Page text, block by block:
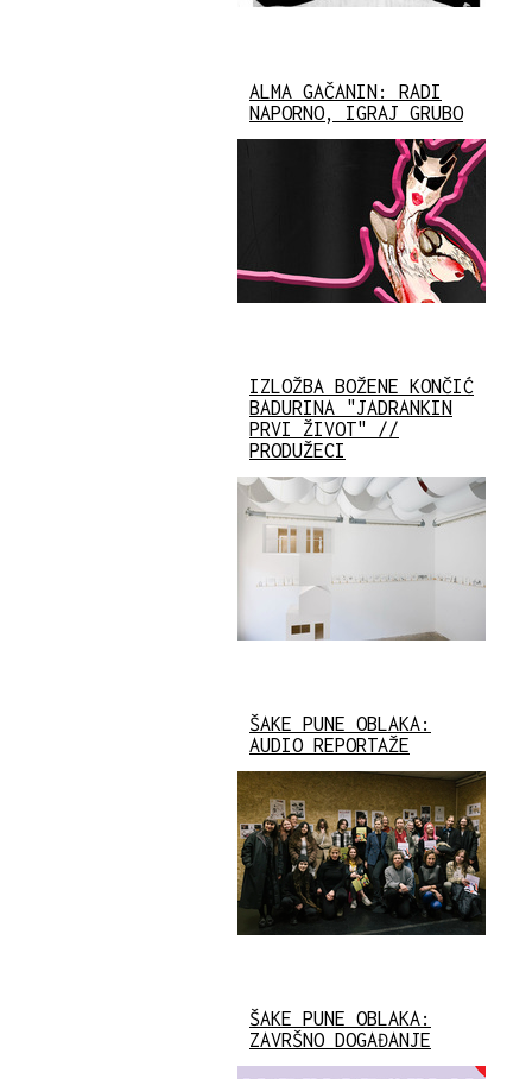
ALMA GAČANIN: RADI
NAPORNO, IGRAJ GRUBO
IZLOŽBA BOŽENE KONČIĆ
BADURINA "JADRANKIN
PRVI ŽIVOT" //
PRODUŽECI
ŠAKE PUNE OBLAKA:
AUDIO REPORTAŽE
ŠAKE PUNE OBLAKA:
ZAVRŠNO DOGAĐANJE